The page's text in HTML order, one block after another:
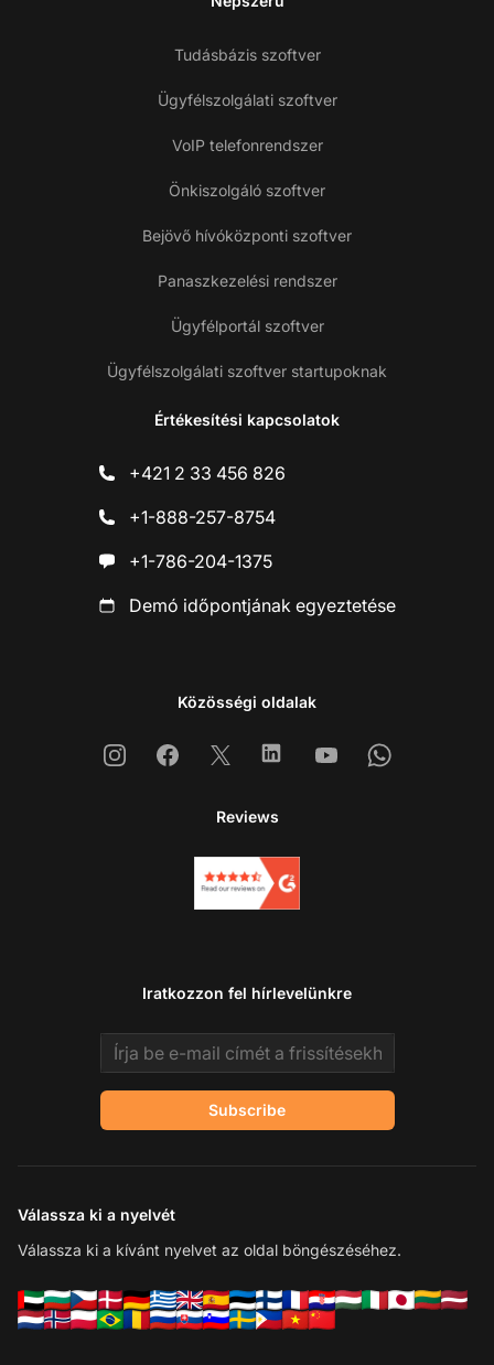
Tudásbázis szoftver
Ügyfélszolgálati szoftver
VoIP telefonrendszer
Önkiszolgáló szoftver
Bejövő hívóközponti szoftver
Panaszkezelési rendszer
Ügyfélportál szoftver
Ügyfélszolgálati szoftver startupoknak
Értékesítési kapcsolatok
+421 2 33 456 826
+1-888-257-8754
+1-786-204-1375
Demó időpontjának egyeztetése
Közösségi oldalak
InstagramFacebook
X LinkedinYoutubeWhatsapp
Reviews
Iratkozzon fel hírlevelünkre
Email address
Subscribe
Válassza ki a nyelvét
Válassza ki a kívánt nyelvet az oldal böngészéséhez.